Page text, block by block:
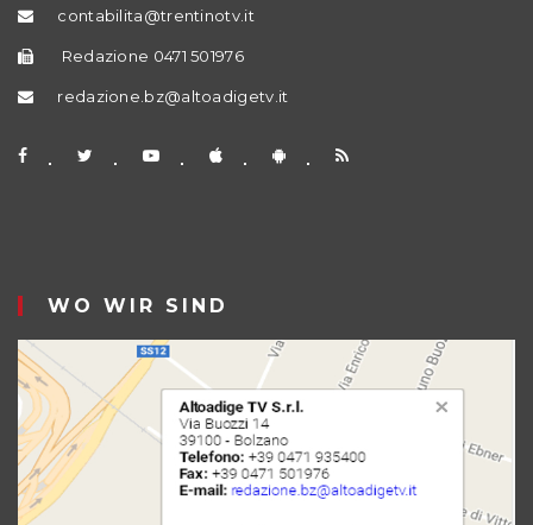
contabilita@trentinotv.it
Redazione 0471 501976
redazione.bz@altoadigetv.it
WO WIR SIND